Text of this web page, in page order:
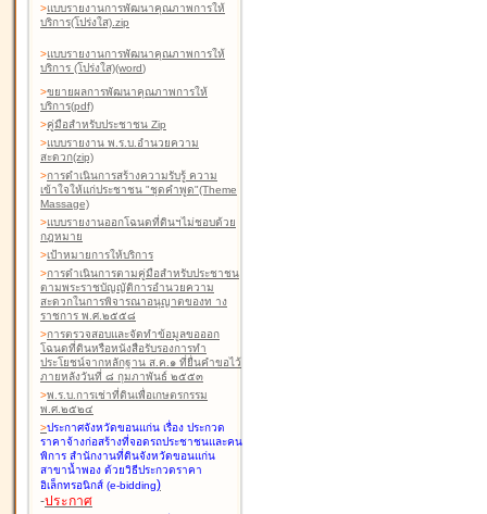
>แบบรายงานการพัฒนาคุณภาพการให้
บริการ(โปร่งใส).zip
>แบบรายงานการพัฒนาคุณภาพการให้
บริการ (โปร่งใส)(word)
>ขยายผลการพัฒนาคุณภาพการให้
บริการ(pdf)
>คู่มือสำหรับประชาชน Zip
>แบบรายงาน พ.ร.บ.อำนวยความ
สะดวก(zip)
>การดำเนินการสร้างความรับรู้ ความ
เข้าใจให้แก่ประชาชน "ชุดคำพูด"(Theme
Massage)
>แบบรายงานออกโฉนดที่ดินฯไม่ชอบด้วย
กฎหมาย
>เป้าหมายการให้บริการ
>การดำเนินการตามคู่มือสำหรับประชาชน
ตามพระราชบัญญัติการอำนวยความ
สะดวกในการพิจารณาอนุญาตของท าง
ราชการ พ.ศ.๒๕๕๘
>การตรวจสอบและจัดทำข้อมูลขอออก
โฉนดที่ดินหรือหนังสือรับรองการทำ
ประโยชน์จากหลักฐาน ส.ค.๑ ที่ยื่นคำขอไว้
ภายหลังวันที่ ๘ กุมภาพันธ์ ๒๕๕๓
>พ.ร.บ.การเช่าที่ดินเพื่อเกษตรกรรม
พ.ศ.๒๕๒๔
>ประกาศจังหวัดขอนแก่น เรื่อง ประกวด
ราคาจ้างก่อสร้างที่จอดรถประชาชนและคน
พิการ สำนักงานที่ดินจังหวัดขอนแก่น
สาขาน้ำพอง ด้วยวิธีประกวดราคา
อิเล็กทรอนิกส์ (e-bidding)
-ประกาศ